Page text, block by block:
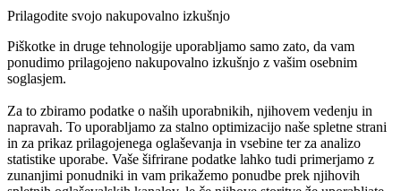
Prilagodite svojo nakupovalno izkušnjo
Piškotke in druge tehnologije uporabljamo samo zato, da vam
ponudimo prilagojeno nakupovalno izkušnjo z vašim osebnim
soglasjem.
Za to zbiramo podatke o naših uporabnikih, njihovem vedenju in
napravah. To uporabljamo za stalno optimizacijo naše spletne strani
in za prikaz prilagojenega oglaševanja in vsebine ter za analizo
statistike uporabe. Vaše šifrirane podatke lahko tudi primerjamo z
zunanjimi ponudniki in vam prikažemo ponudbe prek njihovih